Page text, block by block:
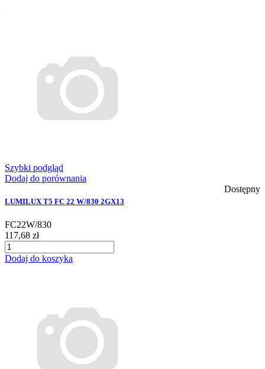
Szybki podgląd
Dodaj do porównania
Dostępny
LUMILUX T5 FC 22 W/830 2GX13
FC22W/830
117,68 zł
Dodaj do koszyka